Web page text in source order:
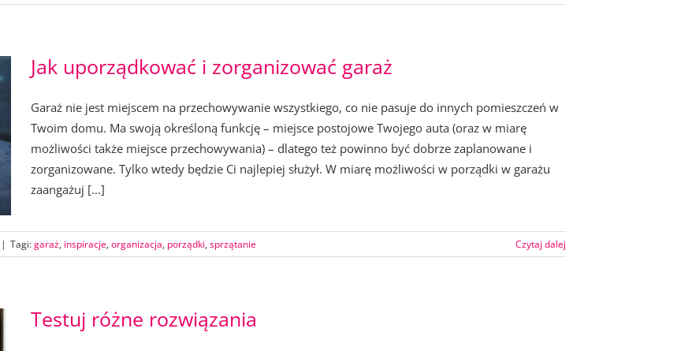
Jak uporządkować i zorganizować garaż
Garaż nie jest miejscem na przechowywanie wszystkiego, co nie pasuje do innych pomieszczeń w
Twoim domu. Ma swoją określoną funkcję – miejsce postojowe Twojego auta (oraz w miarę
możliwości także miejsce przechowywania) – dlatego też powinno być dobrze zaplanowane i
zorganizowane. Tylko wtedy będzie Ci najlepiej służył. W miarę możliwości w porządki w garażu
zaangażuj [...]
| Tagi:garaż, inspiracje, organizacja, porządki, sprzątanie Czytaj dalej
Testuj różne rozwiązania